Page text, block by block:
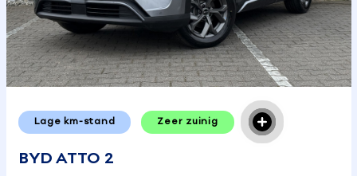
Lage km-stand Zeer zuinig
BYD ATTO 2